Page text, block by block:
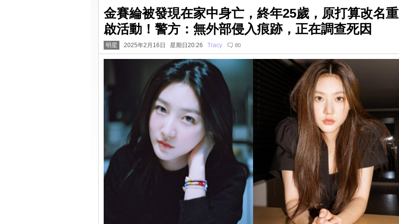
金賽綸被發現在家中身亡，終年25歲，原打算改名重
啟活動！警方：無外部侵入痕跡，正在調查死因
明星 2025年2月16日 星期日20:26 Tracy 80